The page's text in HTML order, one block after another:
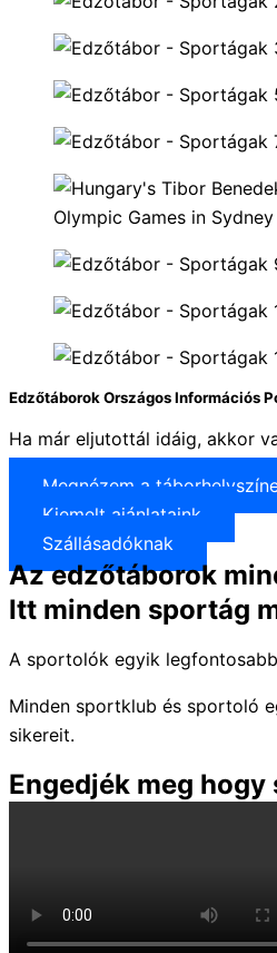
Edzőtáborok Országos Információs
Ha már eljutottál idáig, akkor
Megnézem a
Kiemelt ajánlataink
Szállásadóknak
Az edzőtáborok
Itt minden sportág
A sportolók egyik
Minden sportklub és sportoló
sikereit.
Engedjék meg